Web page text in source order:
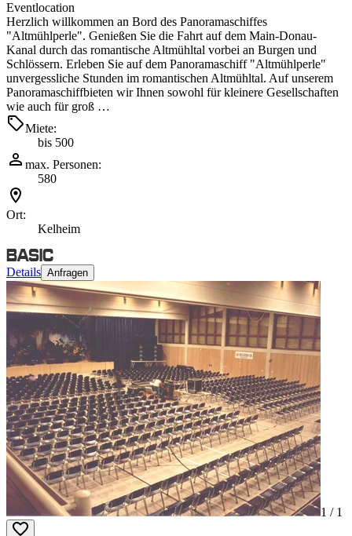
Eventlocation
Herzlich willkommen an Bord des Panoramaschiffes
"Altmühlperle". Genießen Sie die Fahrt auf dem Main-Donau-
Kanal durch das romantische Altmühltal vorbei an Burgen und
Schlössern. Erleben Sie auf dem Panoramaschiff "Altmühlperle"
unvergessliche Stunden im romantischen Altmühltal. Auf unserem
Panoramaschiffbieten wir Ihnen sowohl für kleinere Gesellschaften
wie auch für groß …
Miete:
bis 500
max. Personen:
580
Ort:
Kelheim
Details Anfragen
1 / 1